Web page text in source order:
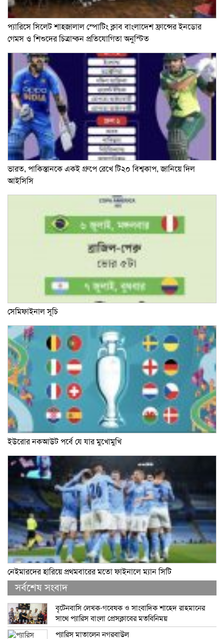
প্যারিসে সিলেট শাহজালাল স্পোটিং ক্লাব বাংলাদেশ ফ্রান্সের ইনডোর
গেমস ও শিশুদের চিত্রান্কন প্রতিযোগিতা অনুস্টিত
ভারত, পাকিস্তানকে একই গ্রুপে রেখে টি২০ বিশ্বকাপ, জানিয়ে দিল
আইসিসি
সেমিফাইনাল সূচি
ইউরোর নকআউট পর্বে যে যার মুখোমুখি
নেইমারদের হারিয়ে প্রথমবারের মতো ফাইনালে ম্যান সিটি
সর্বশেষ সংবাদ
বৃটেনবাসি লেখক-গবেষক ও সাংবাদিক শাহেদ রাহমানের
সাথে প্যারিস বাংলা প্রেসক্লাবের মতবিনিময়
প্যারিস মাতালেন নগরবাউল